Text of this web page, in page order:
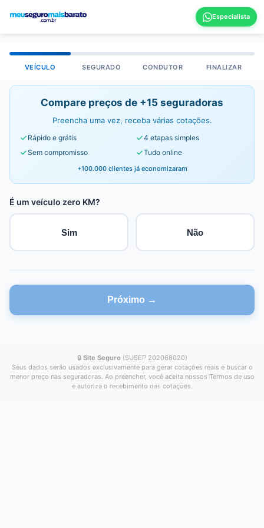
VEÍCULO SEGURADO CONDUTOR FINALIZAR
Compare preços de +15 seguradoras
Preencha uma vez, receba várias cotações.
Rápido e grátis
4 etapas simples
Sem compromisso
Tudo online
+100.000 clientes já economizaram
É um veículo zero KM?
Sim Não
Próximo →
🔒 Site Seguro (SUSEP 202068020)
Seus dados serão usados exclusivamente para gerar cotações reais e buscar o
menor preço nas seguradoras. Ao preencher, você aceita nossos Termos de uso
e autoriza o recebimento das cotações.